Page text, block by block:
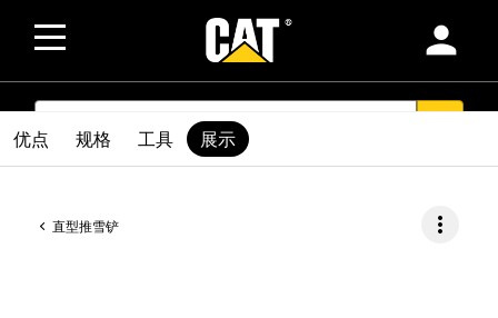
person
SEARCH
直型推雪铲 more_vert
优点 规格 工具 展示